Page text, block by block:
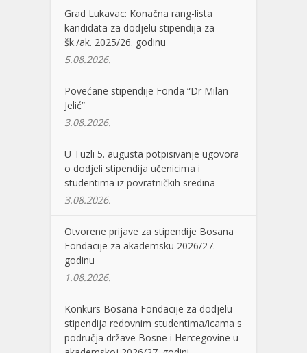
Grad Lukavac: Konačna rang-lista
kandidata za dodjelu stipendija za
šk./ak. 2025/26. godinu
5.08.2026.
Povećane stipendije Fonda “Dr Milan
Jelić”
3.08.2026.
U Tuzli 5. augusta potpisivanje ugovora
o dodjeli stipendija učenicima i
studentima iz povratničkih sredina
3.08.2026.
Otvorene prijave za stipendije Bosana
Fondacije za akademsku 2026/27.
godinu
1.08.2026.
Konkurs Bosana Fondacije za dodjelu
stipendija redovnim studentima/icama s
područja države Bosne i Hercegovine u